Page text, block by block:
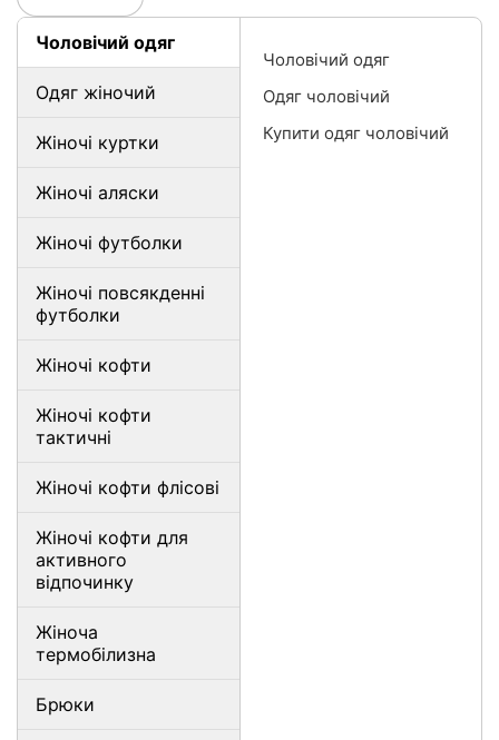
Чоловічий одяг
Одяг жіночий
Жіночі куртки
Жіночі аляски
Жіночі футболки
Жіночі повсякденні
футболки
Жіночі кофти
Жіночі кофти
тактичні
Жіночі кофти флісові
Жіночі кофти для
активного
відпочинку
Жіноча
термобілизна
Брюки
Чоловічий одяг
Одяг чоловічий
Купити одяг чоловічий